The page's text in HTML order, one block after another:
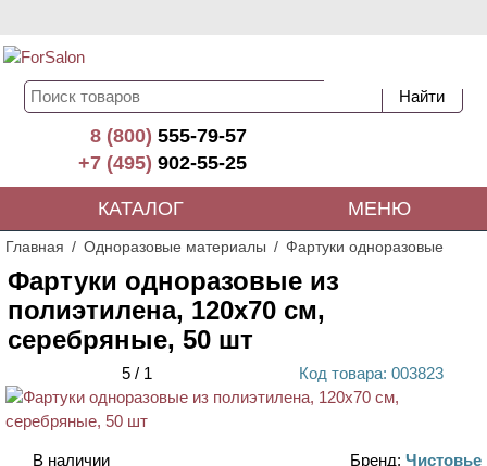
8 (800)555-79-57
+7 (495)902-55-25
КАТАЛОГ МЕНЮ
Главная Одноразовые материалы Фартуки одноразовые
Фартуки одноразовые из
полиэтилена, 120х70 см,
серебряные, 50 шт
5 / 1 Код товара: 003823
В наличии Бренд: Чистовье